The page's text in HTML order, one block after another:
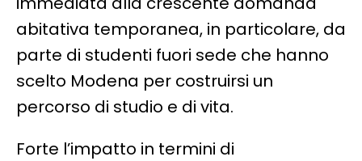
abitativa temporanea, in particolare, da
parte di studenti fuori sede che hanno
scelto Modena per costruirsi un
percorso di studio e di vita.
Forte l’impatto in termini di